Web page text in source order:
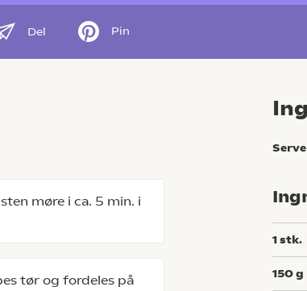
Del Pin
møre i ca. 5 min. i
tør og fordeles på
1stk.
150g